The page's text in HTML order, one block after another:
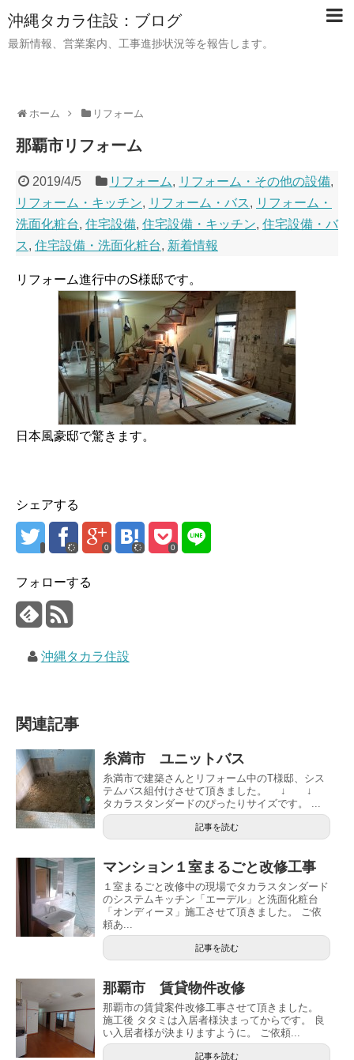
沖縄タカラ住設：ブログ
最新情報、営業案内、工事進捗状況等を報告します。
ホーム リフォーム
那覇市リフォーム
2019/4/5 リフォーム, リフォーム・その他の設備,
リフォーム・キッチン, リフォーム・バス, リフォーム・
洗面化粧台, 住宅設備, 住宅設備・キッチン, 住宅設備・バ
ス, 住宅設備・洗面化粧台, 新着情報
リフォーム進行中のS様邸です。
日本風豪邸で驚きます。
シェアする
0 0
フォローする
沖縄タカラ住設
関連記事
糸満市 ユニットバス
糸満市で建築さんとリフォーム中のT様邸、シス
テムバス組付けさせて頂きました。 ↓ ↓
タカラスタンダードのぴったりサイズです。 ...
記事を読む
マンション１室まるごと改修工事
１室まるごと改修中の現場でタカラスタンダード
のシステムキッチン「エーデル」と洗面化粧台
「オンディーヌ」施工させて頂きました。 ご依
頼あ...
記事を読む
那覇市 賃貸物件改修
那覇市の賃貸案件改修工事させて頂きました。
施工後 タタミは入居者様決まってからです。 良
い入居者様が決まりますように。 ご依頼...
記事を読む